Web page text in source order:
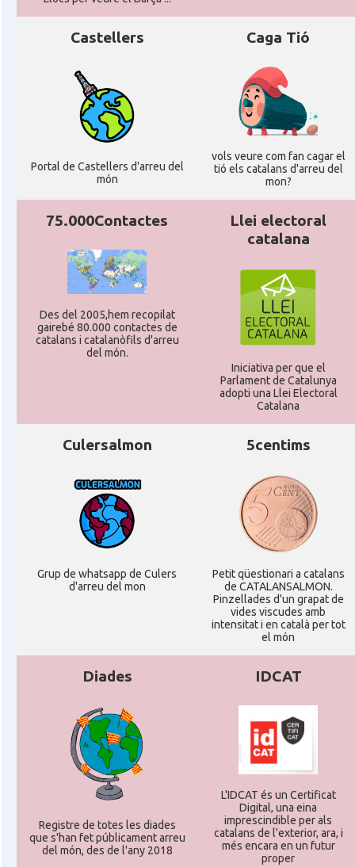
Castellers
Portal de Castellers d'arreu del
món
Caga Tió
vols veure com fan cagar el
tió els catalans d'arreu del
mon?
75.000Contactes
Des del 2005,hem recopilat
gairebé 80.000 contactes de
catalans i catalanòfils d'arreu
del món.
Llei electoral
catalana
Iniciativa per que el
Parlament de Catalunya
adopti una Llei Electoral
Catalana
Culersalmon
Grup de whatsapp de Culers
d'arreu del mon
5centims
Petit qüestionari a catalans
de CATALANSALMON.
Pinzellades d'un grapat de
vides viscudes amb
intensitat i en català per tot
el món
Diades
Registre de totes les diades
que s'han fet públicament arreu
del món, des de l'any 2018
IDCAT
L'IDCAT és un Certificat
Digital, una eina
imprescindible per als
catalans de l'exterior, ara, i
més encara en un futur
proper